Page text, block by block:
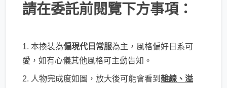
請在委託前閱覽下方事項：
1. 本換裝為偏現代日常服為主，風格偏好日系可
愛，如有心儀其他風格可主動告知。
2. 人物完成度如圖，放大後可能會看到 雜線、溢